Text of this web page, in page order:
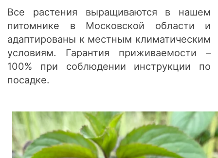
Все растения выращиваются в нашем
питомнике в Московской области и
адаптированы к местным климатическим
условиям. Гарантия приживаемости –
100% при соблюдении инструкции по
посадке.